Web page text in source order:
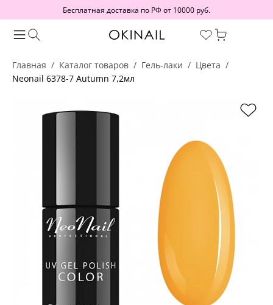
Бесплатная доставка по РФ от 10000 руб.
Главная Каталог товаров Гель-лаки
Цвета
Neonail 6378-7 Autumn 7,2мл